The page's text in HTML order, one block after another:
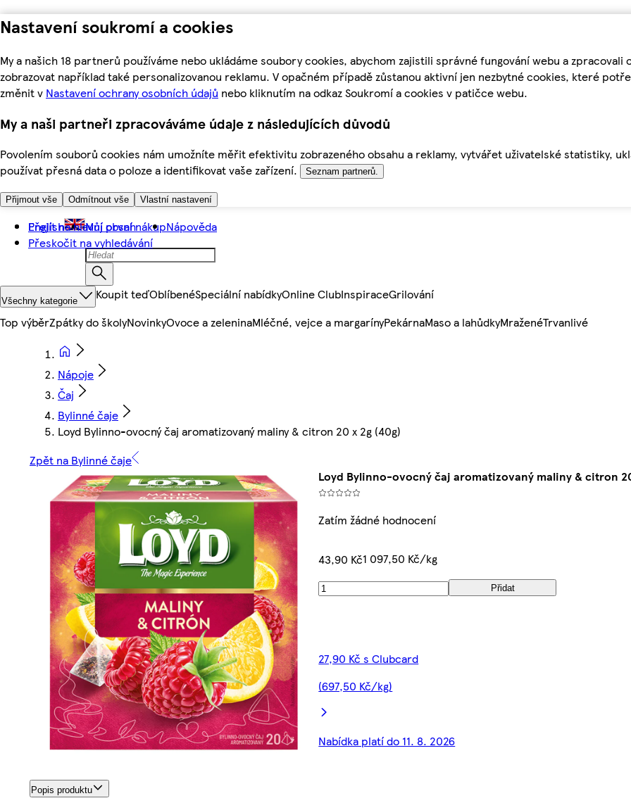
Nastavení soukromí a cookies
My a našich 18 partnerů používáme nebo ukládáme soubory cookies, abychom zajistili správné fungování webu a
zobrazovat například také personalizovanou reklamu. V opačném případě zůstanou aktivní jen nezbytné cookies, které
změnit v Nastavení ochrany osobních údajů nebo kliknutím na odkaz Soukromí a cookies v patičce webu.
My a naši partneři zpracováváme údaje z následujících důvodů
Povolením souborů cookies nám umožníte měřit efektivitu zobrazeného obsahu a reklamy, vytvářet uživatelské statistiky,
používat přesná data o poloze a identifikovat vaše zařízení.
Seznam partnerů.
Přijmout vše Odmítnout vše Vlastní nastavení
Přejít na hlavní obsah
Přeskočit na vyhledávání
English Můj první nákupNápověda
Všechny kategorie Koupit teďOblíbenéSpeciální nabídkyOnline ClubInspiraceGrilování
Top výběrZpátky do školyNovinkyOvoce a zeleninaMléčné, vejce a margarínyPekárnaMaso a lahůdkyMraženéTrvanlivé
Nápoje
Čaj
Bylinné čaje
Loyd Bylinno-ovocný čaj aromatizovaný maliny & citron 20 x 2g (40g)
Zpět na Bylinné čaje
Loyd Bylinno-ovocný čaj aromatizovaný maliny & citron
Zatím žádné hodnocení
43,90 Kč1 097,50 Kč/kg
Přidat
27,90 Kč s Clubcard
(697,50 Kč/kg)
Nabídka platí do 11. 8. 2026
Popis produktu